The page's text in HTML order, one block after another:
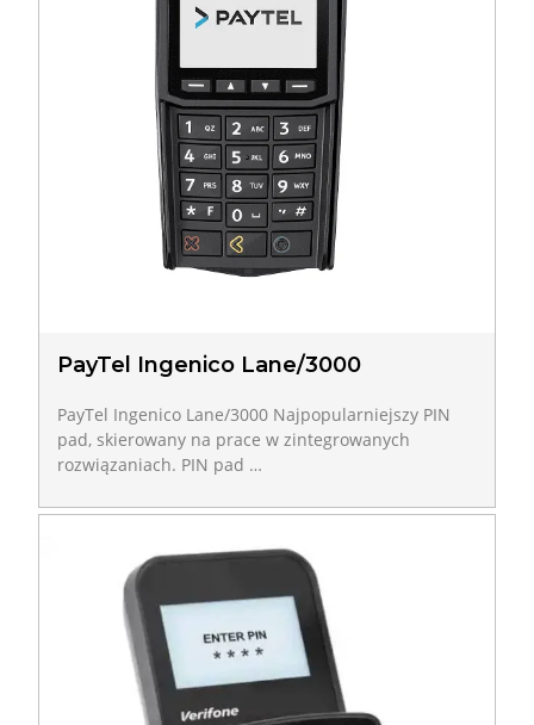
PayTel Ingenico Lane/3000
PayTel Ingenico Lane/3000 Najpopularniejszy PIN
pad, skierowany na prace w zintegrowanych
rozwiązaniach. PIN pad …